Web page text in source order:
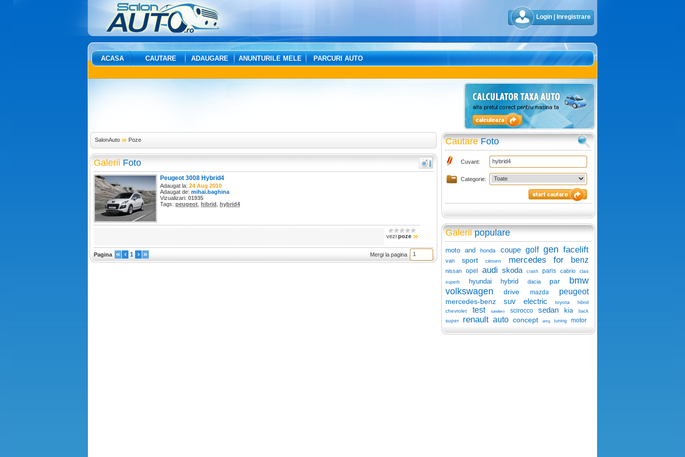
Login Inregistrare
ACASA CAUTARE ADAUGARE ANUNTURILE MELE PARCURI AUTO
SalonAuto Poze
Galerii Foto
Peugeot 3008 Hybrid4
Adaugat la: 24 Aug 2010
Adaugat de: mihai.baghina
Vizualizari: 01935
Tags: peugeot hibrid hybrid4
vezi poze
Pagina 1 Mergi la pagina
CautareFoto
Cuvant:
Categorie:
Galeriipopulare
moto and honda coupe golf gen facelift
van sport citroen mercedes for benz
nissan opel audi skoda crash paris cabrio clas
superb hyundai hybrid dacia par
bmw
volkswagen
drive mazda peugeot
mercedes-benz suv electric toyota hibrid
chevrolet test sandero scirocco sedan kia back
super renault auto concept amg tuning motor